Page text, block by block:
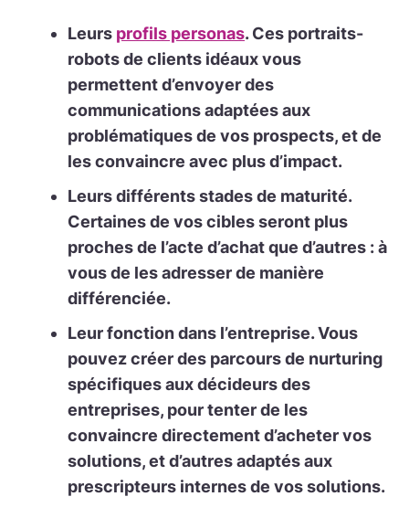
Leurs profils personas.Ces portraits-
robots de clients idéaux vous
permettent d’envoyer des
communications adaptées aux
problématiques de vos prospects, et de
les convaincre avec plus d’impact.
Leurs différents stades de maturité.
Certaines de vos cibles seront plus
proches de l’acte d’achat que d’autres : à
vous de les adresser de manière
différenciée.
Leur fonction dans l’entreprise.Vous
pouvez créer des parcours de nurturing
spécifiques aux décideurs des
entreprises, pour tenter de les
convaincre directement d’acheter vos
solutions, et d’autres adaptés aux
prescripteurs internes de vos solutions.